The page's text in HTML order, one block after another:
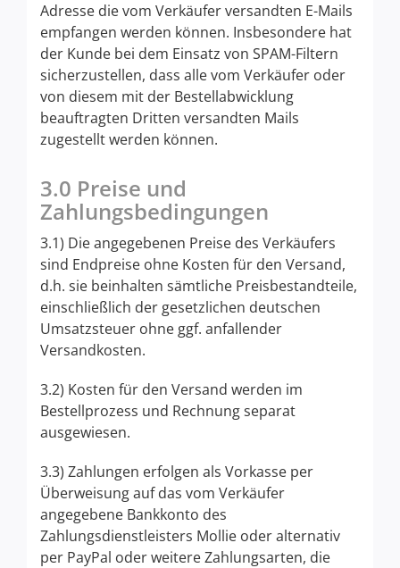
Adresse die vom Verkäufer versandten E-Mails
empfangen werden können. Insbesondere hat
der Kunde bei dem Einsatz von SPAM-Filtern
sicherzustellen, dass alle vom Verkäufer oder
von diesem mit der Bestellabwicklung
beauftragten Dritten versandten Mails
zugestellt werden können.
3.0 Preise und
Zahlungsbedingungen
3.1) Die angegebenen Preise des Verkäufers
sind Endpreise ohne Kosten für den Versand,
d.h. sie beinhalten sämtliche Preisbestandteile,
einschließlich der gesetzlichen deutschen
Umsatzsteuer ohne ggf. anfallender
Versandkosten.
3.2) Kosten für den Versand werden im
Bestellprozess und Rechnung separat
ausgewiesen.
3.3) Zahlungen erfolgen als Vorkasse per
Überweisung auf das vom Verkäufer
angegebene Bankkonto des
Zahlungsdienstleisters Mollie oder alternativ
per PayPal oder weitere Zahlungsarten, die